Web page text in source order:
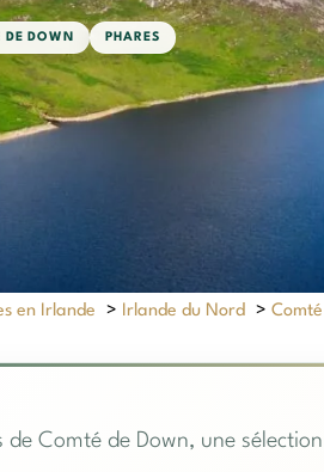
DE DOWN PHARES
en Irlande > Irlande du Nord >
de Comté de Down, une